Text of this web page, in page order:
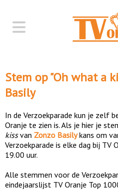
Stem op "Oh what a
Basily
In de Verzoekparade kun je zelf
Oranje te zien is. Als je hier je
kissvan Zonzo Basilykans om
Verzoekparade is elke dag bij
19.00 uur.
Alle stemmen voor de
eindejaarslijst TV Oranje Top